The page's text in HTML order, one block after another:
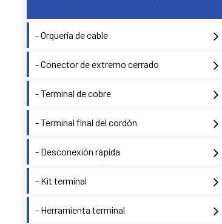
- Orquería de cable
- Conector de extremo cerrado
- Terminal de cobre
- Terminal final del cordón
- Desconexión rápida
- Kit terminal
- Herramienta terminal